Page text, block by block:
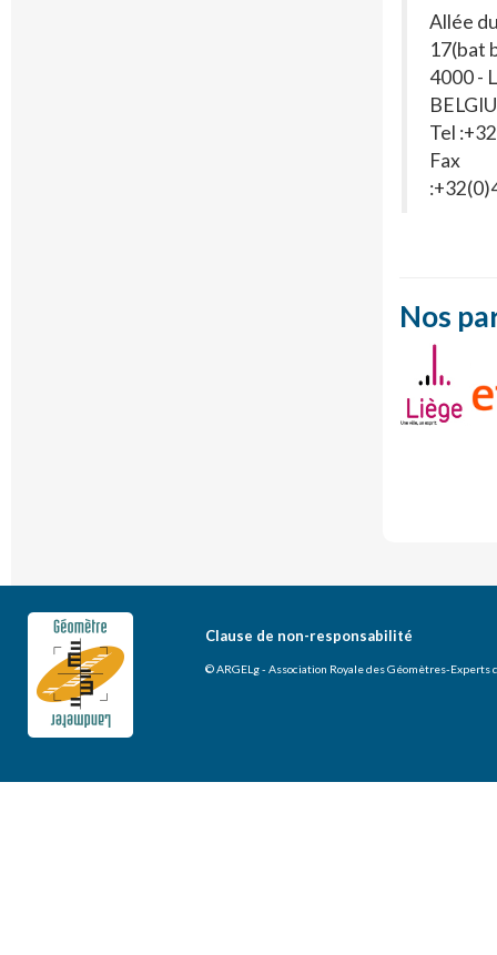
Allée
17(bat
4000 -
Tel
Fax
Nos
Clause de non-responsabilité
© ARGELg - Association Royale des Géomètres-Experts